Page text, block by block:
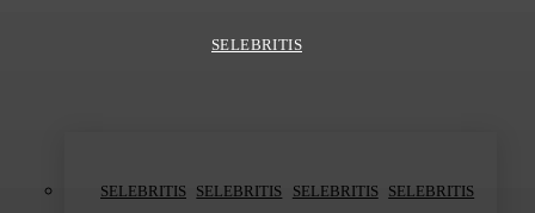
SELEBRITIS
SELEBRITIS SELEBRITIS SELEBRITIS SELEBRITIS